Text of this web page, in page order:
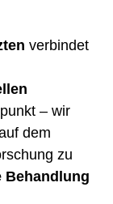
verbindet
– wir
dem
zu
Behandlung